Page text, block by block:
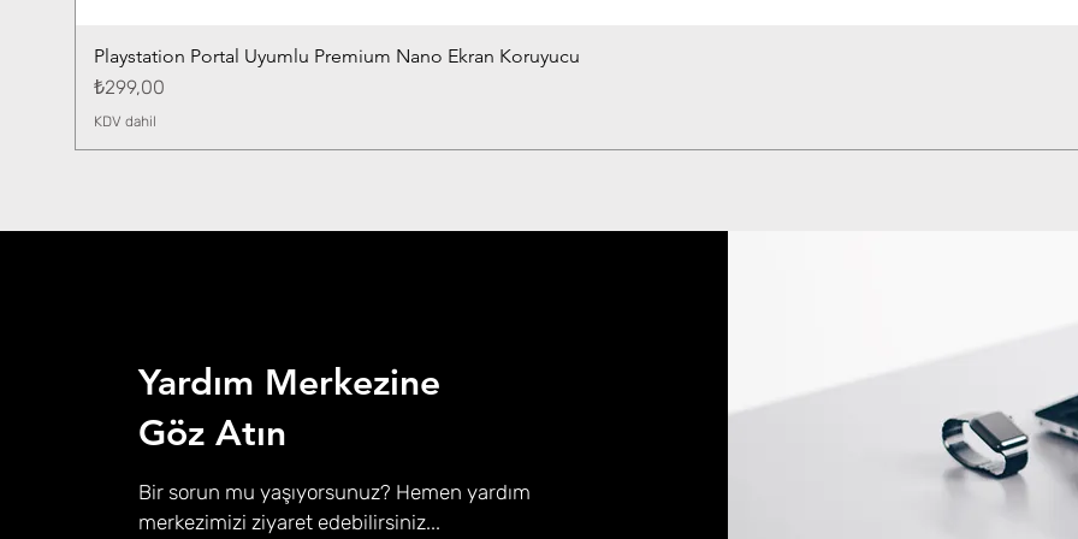
Playstation Portal Uyumlu Premium Nano Ekran Koruyucu
Fiyat
₺299,00
KDV dahil
Yardım Merkezine
Göz Atın
Bir sorun mu yaşıyorsunuz? Hemen yardım
merkezimizi ziyaret edebilirsiniz...